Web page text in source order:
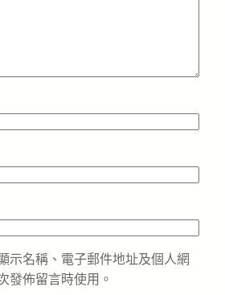
示名稱、電子郵件地址及個人網
發佈留言時使用。